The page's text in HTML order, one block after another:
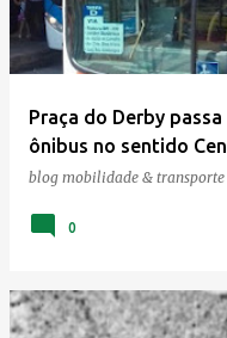
Praça do Derby
ônibus no sentido
blog mobilidade & transporte
0